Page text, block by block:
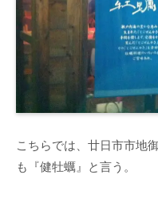
こちらでは、廿日市市地
も『健牡蠣』と言う。